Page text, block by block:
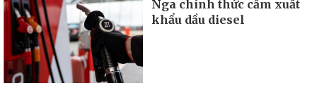
Nga chính thức cấm xuất
khẩu dầu diesel